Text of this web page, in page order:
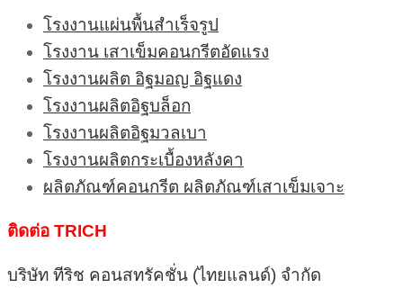
โรงงานแผ่นพื้นสำเร็จรูป
โรงงาน เสาเข็มคอนกรีตอัดแรง
โรงงานผลิต อิฐมอญ อิฐแดง
โรงงานผลิตอิฐบล็อก
โรงงานผลิตอิฐมวลเบา
โรงงานผลิตกระเบื้องหลังคา
ผลิตภัณฑ์คอนกรีต ผลิตภัณฑ์เสาเข็มเจาะ
ติดต่อ TRICH
บริษัท ทีริช คอนสทรัคชั่น (ไทยแลนด์) จำกัด